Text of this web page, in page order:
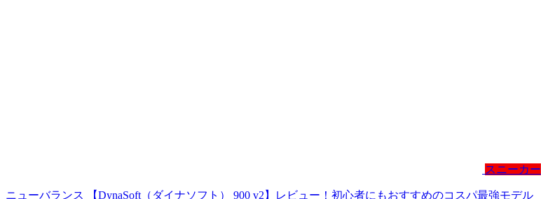
スニーカー
ニューバランス 【DynaSoft（ダイナソフト） 900 v2】レビュー！初心者にもおすすめのコスパ最強モデル